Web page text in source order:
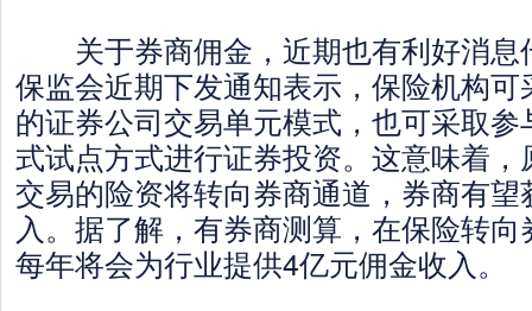
关于券商佣金，近期也有利好消息
保监会近期下发通知表示，保险机构
的证券公司交易单元模式，也可采取
式试点方式进行证券投资。这意味着
交易的险资将转向券商通道，券商有
入。据了解，有券商测算，在保险转
每年将会为行业提供4亿元佣金收入。